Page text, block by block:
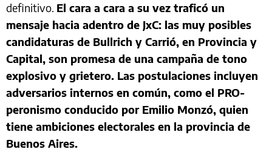
definitivo. El cara a cara a su vez traficó un
mensaje hacia adentro de JxC: las muy posibles
candidaturas de Bullrich y Carrió, en Provincia y
Capital, son promesa de una campaña de tono
explosivo y grietero. Las postulaciones incluyen
adversarios internos en común, como el PRO-
peronismo conducido por Emilio Monzó, quien
tiene ambiciones electorales en la provincia de
Buenos Aires.